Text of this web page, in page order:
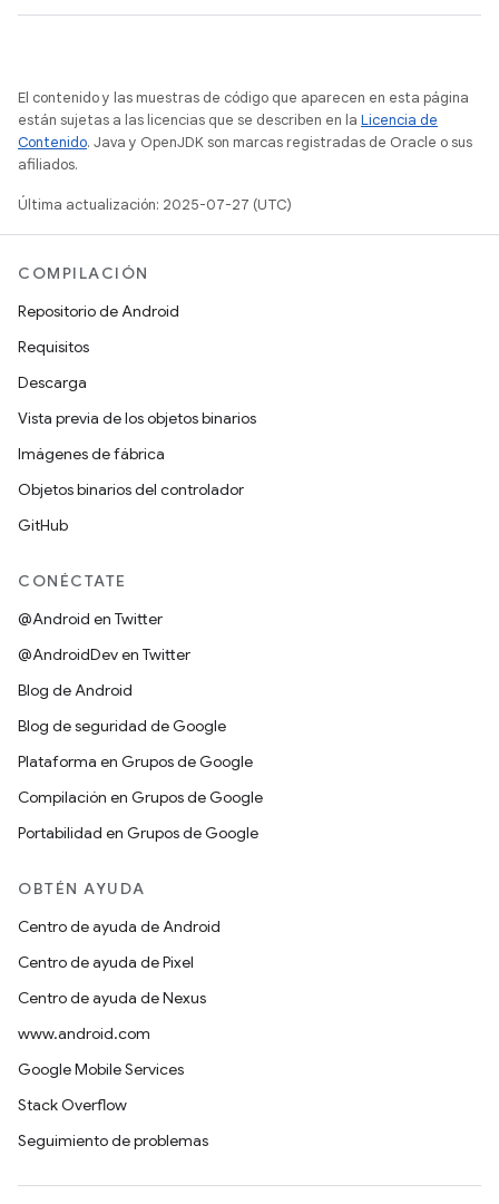
El contenido y las muestras de código que aparecen en esta página
están sujetas a las licencias que se describen en la Licencia de
Contenido. Java y OpenJDK son marcas registradas de Oracle o sus
afiliados.
Última actualización: 2025-07-27 (UTC)
COMPILACIÓN
Repositorio de Android
Requisitos
Descarga
Vista previa de los objetos binarios
Imágenes de fábrica
Objetos binarios del controlador
GitHub
CONÉCTATE
@Android en Twitter
@AndroidDev en Twitter
Blog de Android
Blog de seguridad de Google
Plataforma en Grupos de Google
Compilación en Grupos de Google
Portabilidad en Grupos de Google
OBTÉN AYUDA
Centro de ayuda de Android
Centro de ayuda de Pixel
Centro de ayuda de Nexus
www.android.com
Google Mobile Services
Stack Overflow
Seguimiento de problemas